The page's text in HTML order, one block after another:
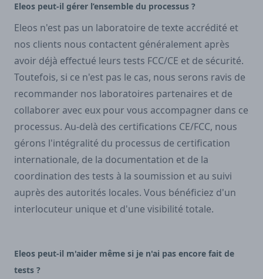
Eleos peut-il gérer l’ensemble du processus ?
Eleos n'est pas un laboratoire de texte accrédité et
nos clients nous contactent généralement après
avoir déjà effectué leurs tests FCC/CE et de sécurité.
Toutefois, si ce n'est pas le cas, nous serons ravis de
recommander nos laboratoires partenaires et de
collaborer avec eux pour vous accompagner dans ce
processus. Au-delà des certifications CE/FCC, nous
gérons l'intégralité du processus de certification
internationale, de la documentation et de la
coordination des tests à la soumission et au suivi
auprès des autorités locales. Vous bénéficiez d'un
interlocuteur unique et d'une visibilité totale.
Eleos peut-il m'aider même si je n'ai pas encore fait de
tests ?